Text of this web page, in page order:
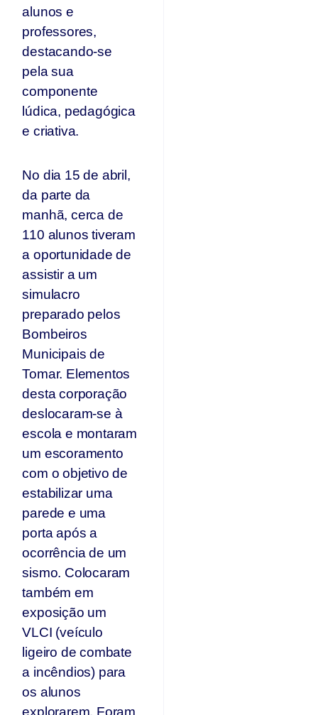
alunos e
professores,
destacando-se
pela sua
componente
lúdica, pedagógica
e criativa.
No dia 15 de abril,
da parte da
manhã, cerca de
110 alunos tiveram
a oportunidade de
assistir a um
simulacro
preparado pelos
Bombeiros
Municipais de
Tomar. Elementos
desta corporação
deslocaram-se à
escola e montaram
um escoramento
com o objetivo de
estabilizar uma
parede e uma
porta após a
ocorrência de um
sismo. Colocaram
também em
exposição um
VLCI (veículo
ligeiro de combate
a incêndios) para
os alunos